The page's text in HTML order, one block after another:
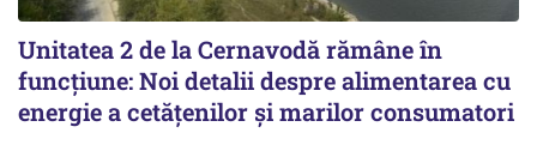
Unitatea 2 de la Cernavodă rămâne în
funcțiune: Noi detalii despre alimentarea cu
energie a cetățenilor și marilor consumatori